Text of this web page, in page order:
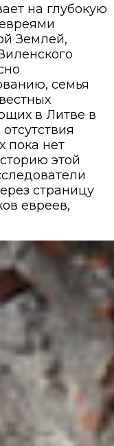
на глубокую
Землей,
семья
в Литве в
пока нет
этой
страницу
евреев,